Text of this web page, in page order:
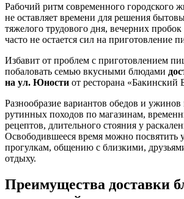
Рабочий ритм современного городского
не оставляет времени для решения
тяжелого трудового дня, вечерних
часто не остается сил на приготовление
Избавит от проблем с приготовлением
побаловать семью вкусными блюдами
на ул. Юности от ресторана «Бакинский
Разнообразие вариантов обедов и ужинов
рутинных походов по магазинам,
рецептов, длительного стояния у
Освободившееся время можно посвятить
прогулкам, общению с близкими,
отдыху.
Преимущества доставки